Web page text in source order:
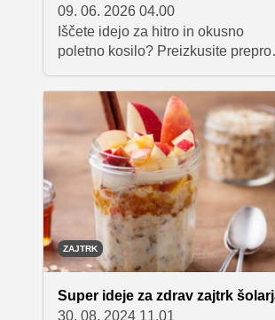
09. 06. 2026 04.00
Iščete idejo za hitro in okusno
poletno kosilo? Preizkusite
s peso, feta sirom in hrustljavimi
oreščki, ki je pripravljen v pičlih
nekaj minutah. Ta hitra poletna jed
izpod rok Matica Mačka je idealna
izbira za ljubitelje lahkih
obrokov.
ZAJTRK
Super ideje za zdrav zajtrk
30. 08. 2024 11.01